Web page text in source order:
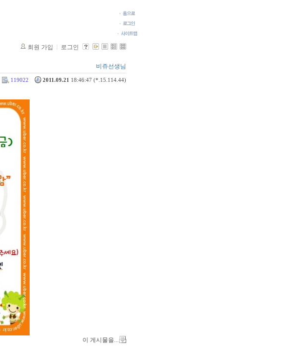
회원 가입 로그인
비쥬선생님
2011.09.21 18:46:47 (*.15.114.44)
119022
이 게시물을...